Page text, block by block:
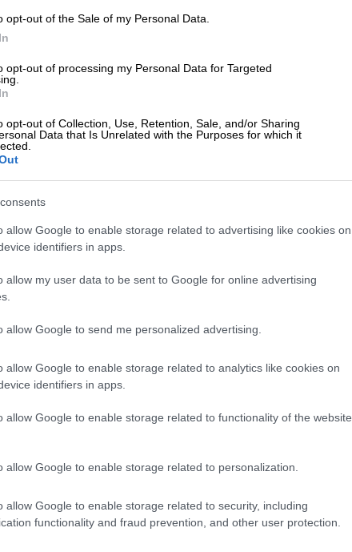
opt-out of the Sale of my Personal Data.
opt-out of processing my Personal Data for Targeted
opt-out of Collection, Use, Retention, Sale, and/or Sharing
Data that Is Unrelated with the Purposes for which it
allow Google to enable storage related to advertising like cookies on
identifiers in apps.
allow my user data to be sent to Google for online advertising
allow Google to send me personalized advertising.
allow Google to enable storage related to analytics like cookies on
identifiers in apps.
allow Google to enable storage related to functionality of the website
allow Google to enable storage related to personalization.
allow Google to enable storage related to security, including
functionality and fraud prevention, and other user protection.
της ΕΥΠ,επί ΣΥΡΙΖΑ, Γιάννης
εκλεγμένων βουλευτών,
παραβίασητου Συντάγματος και
είναι νόμιμη όταν έχει
"νόμιμη επισύνδεση" όταν αυτή αφορά
του Υπουργείου Εξωτερικών,
ερώτηση του Γιάννη Ραγκούση για το
σημείωσε ότι οι υπηρεσίες δεν
των στοιχείων, ενώ συμπλήρωσε
για όλες τις νόμιμες
να είπε πως ο πρωθυπουργός είναι
επισυνδέσεις της ΕΥΠ που βρίσκονται
εβδομάδα από το βήμα της
να γνωρίζει ποιους «ακούει» η
η εισαγγελέας τηςΕΥΠ Βασιλική Βλάχου
φέρεται να είπε ότι το αίτημα
του Νίκου Ανδρουλάκη έφερε